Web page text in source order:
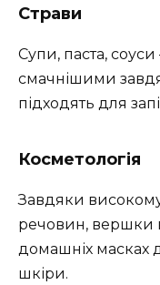
Страви
Супи, паста, соуси
смачнішими
підходять для
Косметологія
Завдяки
речовин, вершки
домашніх масках
шкіри.